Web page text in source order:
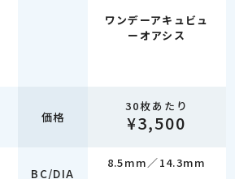
価格
BC/DIA
ワンデーアキュビュ
ーオアシス
30枚あたり
¥3,500
8.5mm／14.3mm